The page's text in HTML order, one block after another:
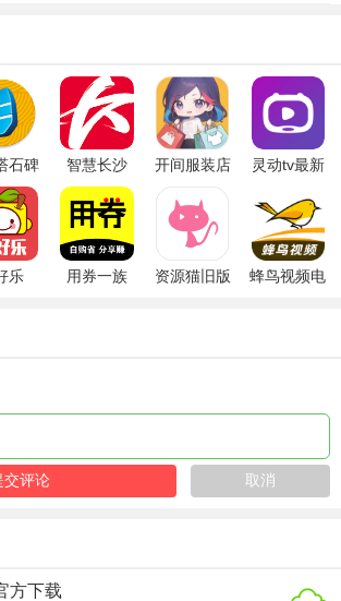
】
鲁牧云app，查看牧场实时情况，包括动物
等。
日常任务（如喂食、清洁、健康检查）并
作不遗漏。
行业资讯、参加在线培训，不断提升养殖
生产者而言，鲁牧云app是一个不可多得的
助提升管理效率，还能促进养殖技术的
牧场还是小型养殖户，都能从中受益，值
石碑
版
智慧长沙
app
开间服装店
灵动tv最新
乐 用券一族 资源猫旧版
蜂鸟视频电
方下载